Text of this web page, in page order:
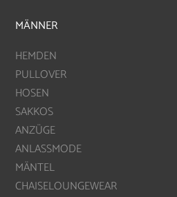
MÄNNER
HEMDEN
PULLOVER
HOSEN
SAKKOS
ANZÜGE
ANLASSMODE
MÄNTEL
CHAISELOUNGEWEAR